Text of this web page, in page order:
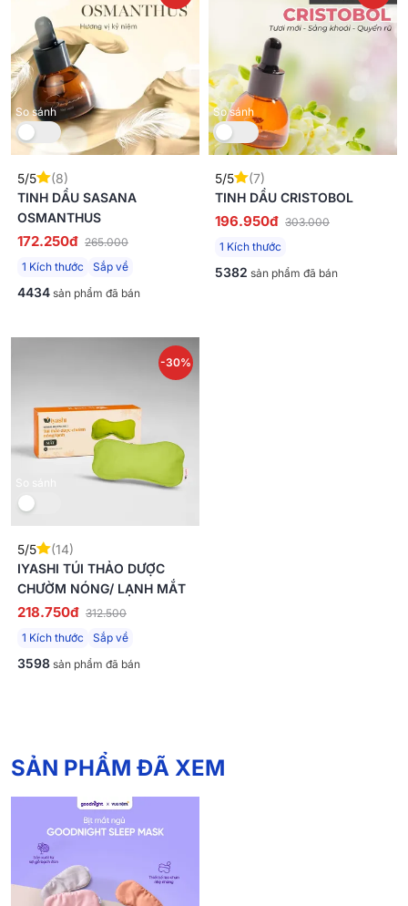
So sánh
5/5
(8)
TINH DẦU SASANA
OSMANTHUS
172.250đ 265.000
1 Kích thước
Sắp về
4434 sản phẩm đã bán
So sánh
5/5
(7)
TINH DẦU CRISTOBOL
196.950đ 303.000
1 Kích thước
5382 sản phẩm đã bán
-30%
5/5
(14)
IYASHI TÚI THẢO DƯỢC
CHƯỜM NÓNG/ LẠNH MẮT
218.750đ 312.500
1 Kích thước
Sắp về
3598 sản phẩm đã bán
SẢN PHẨM ĐÃ XEM